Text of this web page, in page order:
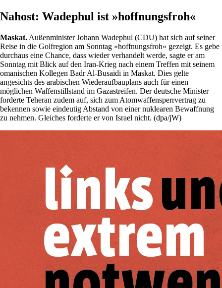
Nahost: Wadephul ist »hoffnungsfroh«
Maskat. Außenminister Johann Wadephul (CDU) hat sich auf seiner
Reise in die Golfregion am Sonntag »hoffnungsfroh« gezeigt. Es gebe
durchaus eine Chance, dass wieder verhandelt werde, sagte er am
Sonntag mit Blick auf den Iran-Krieg nach einem Treffen mit seinem
omanischen Kollegen Badr Al-Busaidi in Maskat. Dies gelte
angesichts des arabischen Wiederaufbauplans auch für einen
möglichen Waffenstillstand im Gazastreifen. Der deutsche Minister
forderte Teheran zudem auf, sich zum Atomwaffensperrvertrag zu
bekennen sowie eindeutig Abstand von einer nuklearen Bewaffnung
zu nehmen. Gleiches forderte er von Israel nicht. (dpa/jW)